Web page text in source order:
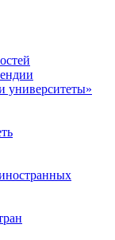
университеты»